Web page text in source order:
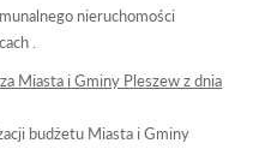
nieruchomości
.
Miasta i Gminy Pleszew z dnia
budżetu Miasta i Gminy